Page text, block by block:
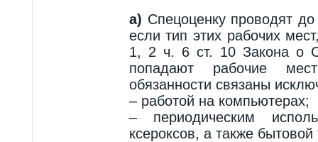
а) Спецоценку проводят
если тип этих рабочих
1, 2 ч. 6 ст. 10 Закона о
попадают рабочие
обязанности связаны
– работой на компьютерах;
– периодическим
ксероксов, а также бытовой